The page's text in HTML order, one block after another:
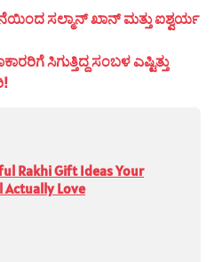
ಸಲ್ಮಾನ್ ಖಾನ್ ಮತ್ತು ಐಶ್ವರ್ಯ
ಸಿಗುತ್ತಿದ್ದ ಸಂಬಳ ಎಷ್ಟಿತ್ತು
Rakhi Gift Ideas Your
Actually Love